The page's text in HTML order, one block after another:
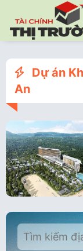
Dự án
An